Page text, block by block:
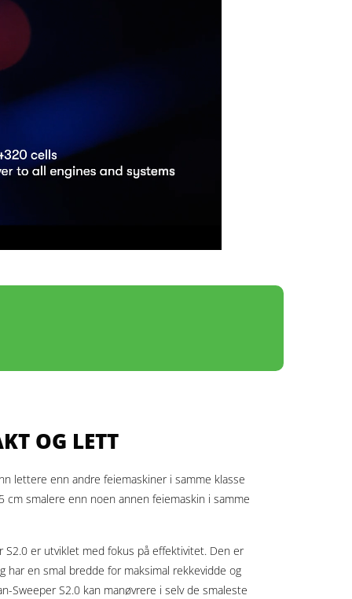
OG LETT
lettere enn andre feiemaskiner i samme klasse
cm smalere enn noen annen feiemaskin i samme
S2.0 er utviklet med fokus på effektivitet. Den er
har en smal bredde for maksimal rekkevidde og
Sweeper S2.0 kan manøvrere i selv de smaleste